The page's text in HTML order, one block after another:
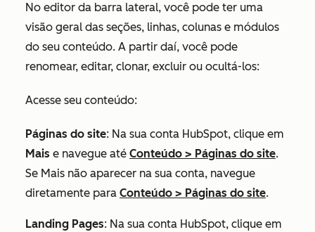
No editor da barra lateral, você pode ter uma
visão geral das seções, linhas, colunas e módulos
do seu conteúdo. A partir daí, você pode
renomear, editar, clonar, excluir ou ocultá-los:
Acesse seu conteúdo:
Páginas do site: Na sua conta HubSpot, clique em
Mais e navegue até Conteúdo > Páginas do site.
Se Mais não aparecer na sua conta, navegue
diretamente para Conteúdo > Páginas do site.
Landing Pages: Na sua conta HubSpot, clique em